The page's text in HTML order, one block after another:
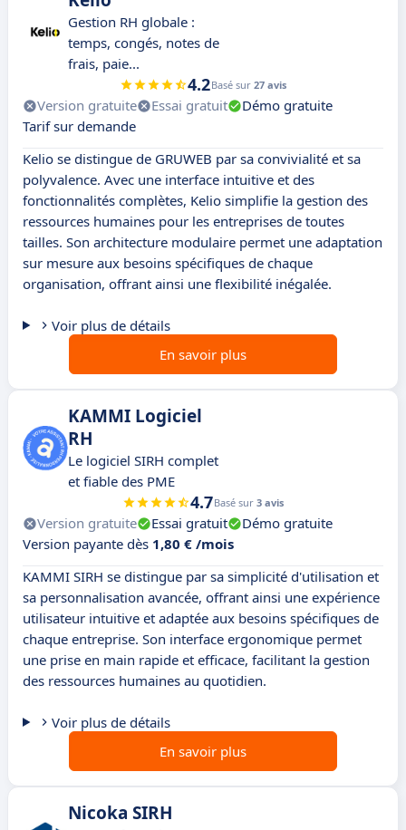
Gestion RH globale :
temps, congés, notes de
frais, paie...
4.2Basé sur 27 avis
Version gratuite Essai gratuit
Démo gratuite
Tarif sur demande
Kelio se distingue de GRUWEB par sa convivialité et sa
polyvalence. Avec une interface intuitive et des
fonctionnalités complètes, Kelio simplifie la gestion des
ressources humaines pour les entreprises de toutes
tailles. Son architecture modulaire permet une adaptation
sur mesure aux besoins spécifiques de chaque
organisation, offrant ainsi une flexibilité inégalée.
Voir plus de détails
En savoir plus
KAMMI Logiciel
RH
Le logiciel SIRH complet
et fiable des PME
4.7Basé sur 3 avis
Version gratuite Essai gratuit
Démo gratuite
Version payante dès 1,80 € /mois
KAMMI SIRH se distingue par sa simplicité d'utilisation et
sa personnalisation avancée, offrant ainsi une expérience
utilisateur intuitive et adaptée aux besoins spécifiques de
chaque entreprise. Son interface ergonomique permet
une prise en main rapide et efficace, facilitant la gestion
des ressources humaines au quotidien.
Voir plus de détails
En savoir plus
Nicoka SIRH